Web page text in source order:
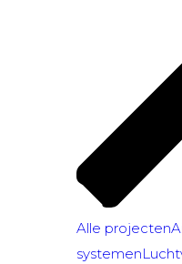
Alle projecten
systemen